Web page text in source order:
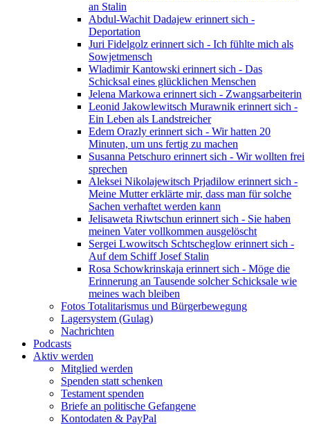
an Stalin
Abdul-Wachit Dadajew erinnert sich -
Deportation
Juri Fidelgolz erinnert sich - Ich fühlte mich als
Sowjetmensch
Wladimir Kantowski erinnert sich - Das
Schicksal eines glücklichen Menschen
Jelena Markowa erinnert sich - Zwangsarbeiterin
Leonid Jakowlewitsch Murawnik erinnert sich -
Ein Leben als Landstreicher
Edem Orazly erinnert sich - Wir hatten 20
Minuten, um uns fertig zu machen
Susanna Petschuro erinnert sich - Wir wollten frei
sprechen
Aleksei Nikolajewitsch Prjadilow erinnert sich -
Meine Mutter erklärte mir, dass man für solche
Sachen verhaftet werden kann
Jelisaweta Riwtschun erinnert sich - Sie haben
meinen Vater vollkommen ausgelöscht
Sergei Lwowitsch Schtscheglow erinnert sich -
Auf dem Schiff Josef Stalin
Rosa Schowkrinskaja erinnert sich - Möge die
Erinnerung an Tausende solcher Schicksale wie
meines wach bleiben
Fotos Totalitarismus und Bürgerbewegung
Lagersystem (Gulag)
Nachrichten
Podcasts
Aktiv werden
Mitglied werden
Spenden statt schenken
Testament spenden
Briefe an politische Gefangene
Kontodaten & PayPal